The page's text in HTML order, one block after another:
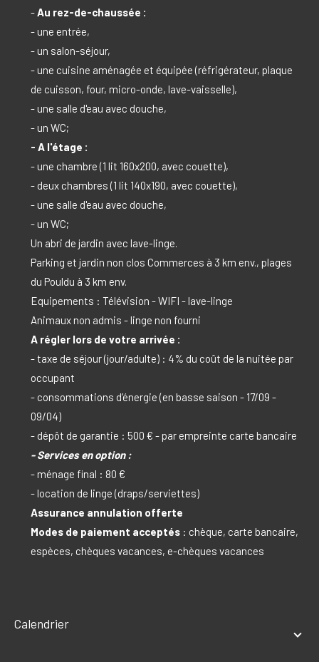
-Au rez-de-chaussée :
- une entrée,
- un salon-séjour,
- une cuisine aménagée et équipée (réfrigérateur, plaque
de cuisson, four, micro-onde, lave-vaisselle),
- une salle d'eau avec douche,
- un WC;
- A l'étage :
- une chambre (1 lit 160x200, avec couette),
- deux chambres (1 lit 140x190, avec couette),
- une salle d'eau avec douche,
- un WC;
Un abri de jardin avec lave-linge.
Parking et jardin non clos Commerces à 3 km env., plages
du Pouldu à 3 km env.
Equipements : Télévision - WIFI - lave-linge
Animaux non admis - linge non fourni
A régler lors de votre arrivée :
- taxe de séjour (jour/adulte) : 4% du coût de la nuitée par
occupant
- consommations d’énergie (en basse saison - 17/09 -
09/04)
- dépôt de garantie : 500 € - par empreinte carte bancaire
- Services en option :
- ménage final : 80 €
- location de linge (draps/serviettes)
Assurance annulation offerte
Modes de paiement acceptés: chèque, carte bancaire,
espèces, chèques vacances, e-chèques vacances
Calendrier